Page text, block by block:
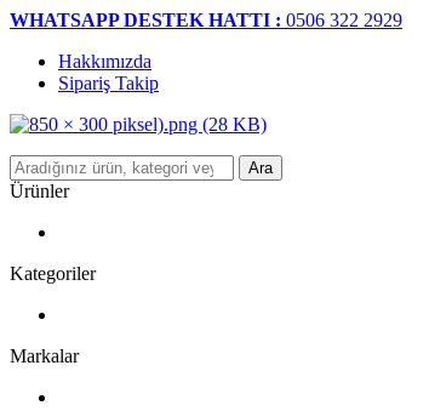
WHATSAPP DESTEK HATTI : 0506 322 2929
Hakkımızda
Sipariş Takip
Ara
Ürünler
Kategoriler
Markalar